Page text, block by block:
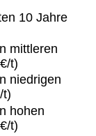
10 Jahre
mittleren
t)
niedrigen
t)
hohen
t)